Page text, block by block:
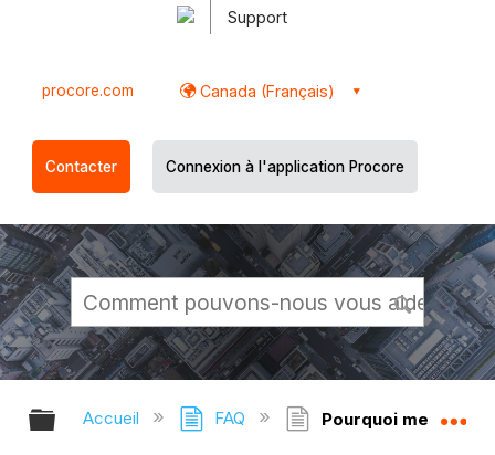
Support
procore.com Canada (Français)
Contacter Connexion à l'application Procore
Développer/réduire la hiérarchie
Accueil FAQ Pourquoi mes